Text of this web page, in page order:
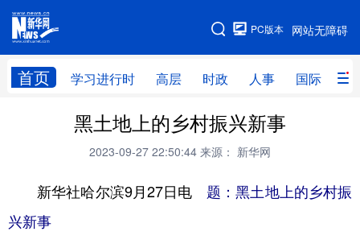
网站无障碍
PC版本
首页 学习进行时 高层 时政 人事 国际 财
网站地图
学习进行时 高层 时政
财经 网评
台湾 思客智库 全球连线 教育
科技
黑土地上的乡村振兴新事
2023-09-27 22:50:44 来源： 新华网
新华社哈尔滨9月27日电 题：黑土地上的乡村振
兴新事